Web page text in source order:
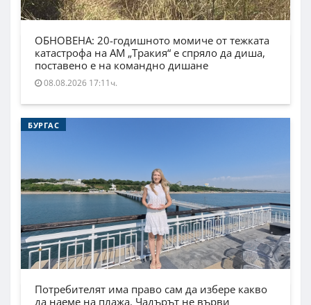
ОБНОВЕНА: 20-годишното момиче от тежката
катастрофа на АМ „Тракия“ е спряло да диша,
поставено е на командно дишане
08.08.2026 17:11ч.
БУРГАС
Потребителят има право сам да избере какво
да наеме на плажа. Чадърът не върви